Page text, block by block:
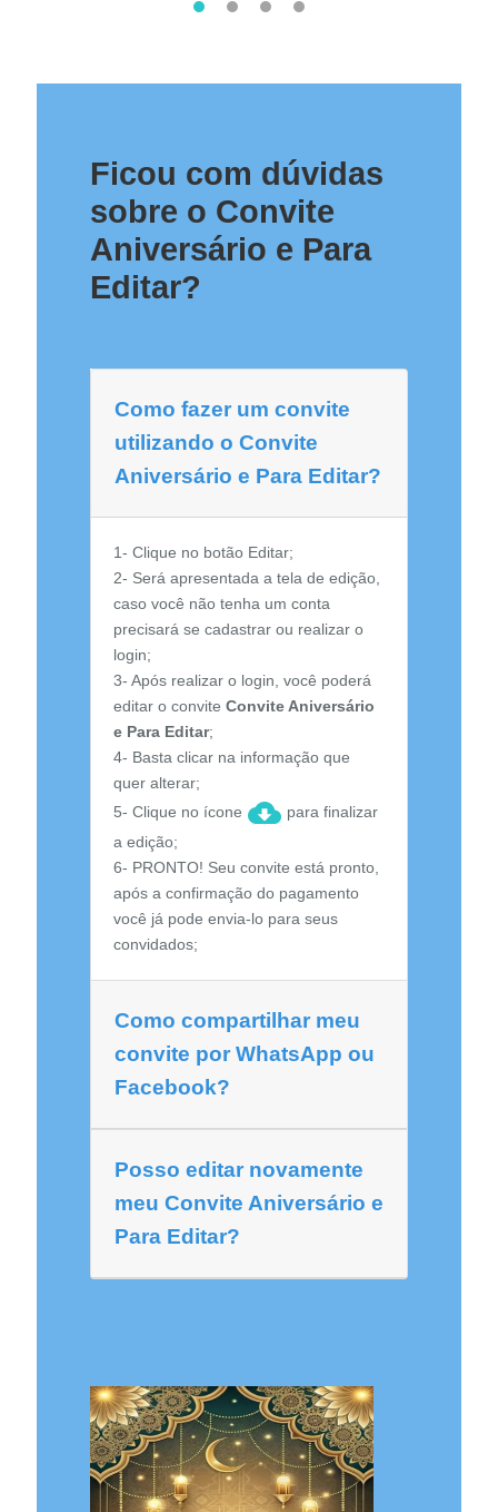
Ficou com dúvidas
sobre o Convite
Aniversário e Para
Editar?
Como fazer um convite
utilizando o Convite
Aniversário e Para Editar?
1- Clique no botão Editar;
2- Será apresentada a tela de edição,
caso você não tenha um conta
precisará se cadastrar ou realizar o
login;
3- Após realizar o login, você poderá
editar o convite Convite Aniversário
e Para Editar;
4- Basta clicar na informação que
quer alterar;
5- Clique no ícone
para finalizar
a edição;
6- PRONTO! Seu convite está pronto,
após a confirmação do pagamento
você já pode envia-lo para seus
convidados;
Como compartilhar meu
convite por WhatsApp ou
Facebook?
Posso editar novamente
meu Convite Aniversário e
Para Editar?